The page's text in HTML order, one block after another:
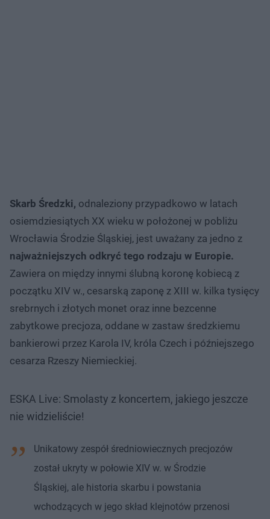
Skarb Średzki, odnaleziony przypadkowo w latach
osiemdziesiątych XX wieku w położonej w pobliżu
Wrocławia Środzie Śląskiej, jest uważany za jedno z
najważniejszych odkryć tego rodzaju w Europie.
Zawiera on między innymi ślubną koronę kobiecą z
początku XIV w., cesarską zaponę z XIII w. kilka tysięcy
srebrnych i złotych monet oraz inne bezcenne
zabytkowe precjoza, oddane w zastaw średzkiemu
bankierowi przez Karola IV, króla Czech i późniejszego
cesarza Rzeszy Niemieckiej.
ESKA Live: Smolasty z koncertem, jakiego jeszcze
nie widzieliście!
Unikatowy zespół średniowiecznych precjozów
został ukryty w połowie XIV w. w Środzie
Śląskiej, ale historia skarbu i powstania
wchodzących w jego skład klejnotów przenosi